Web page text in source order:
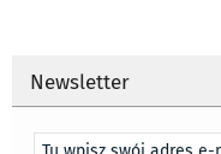
Newsletter